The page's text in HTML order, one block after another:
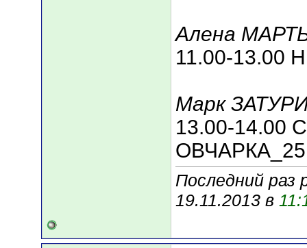
Алена
11.00-13.00
Марк
13.00-14.00
ОВЧАРКА_25
Последний раз
19.11.2013 в